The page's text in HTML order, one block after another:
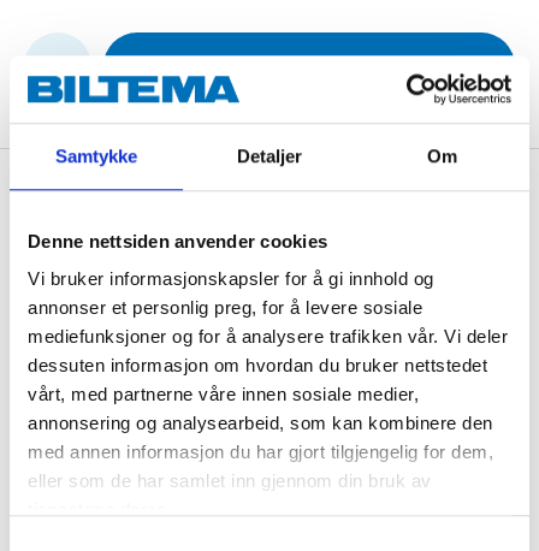
Samtykke Detaljer Om
Denne nettsiden anvender cookies
Vi bruker informasjonskapsler for å gi innhold og
annonser et personlig preg, for å levere sosiale
mediefunksjoner og for å analysere trafikken vår. Vi deler
dessuten informasjon om hvordan du bruker nettstedet
vårt, med partnerne våre innen sosiale medier,
annonsering og analysearbeid, som kan kombinere den
med annen informasjon du har gjort tilgjengelig for dem,
eller som de har samlet inn gjennom din bruk av
Description
Self-tapping sheet metal screw with 1/4" hexagonal
combi-cross head with wing washer. For the indoor
installation of e.g. steel profiles. Galvanized.
4.2 x 13